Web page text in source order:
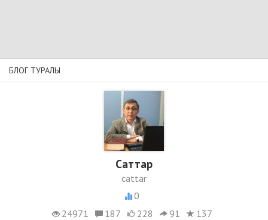
БЛОГ ТУРАЛЫ
Cаттар
cattar
0
24971
187 228 91 137